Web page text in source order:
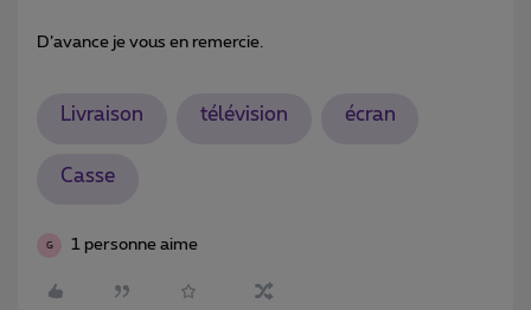
D’avance je vous en remercie.
Livraison télévision écran
Casse
G 1 personne aime